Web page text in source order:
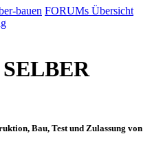
bauen FORUMs Übersicht
Bau, Test und Zulassung von